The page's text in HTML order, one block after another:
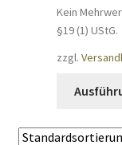
Kein
§19 (1) UStG.
zzgl.